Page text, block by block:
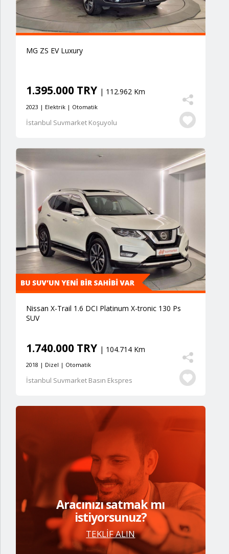
MG ZS EV Luxury
1.395.000 TRY | 112.962 Km
2023 | Elektrik | Otomatik
İstanbul Suvmarket Koşuyolu
Nissan X-Trail 1.6 DCI Platinum X-tronic 130 Ps
SUV
1.740.000 TRY | 104.714 Km
2018 | Dizel | Otomatik
İstanbul Suvmarket Basın Ekspres
Aracınızı satmak mı
istiyorsunuz?
TEKLİF ALIN